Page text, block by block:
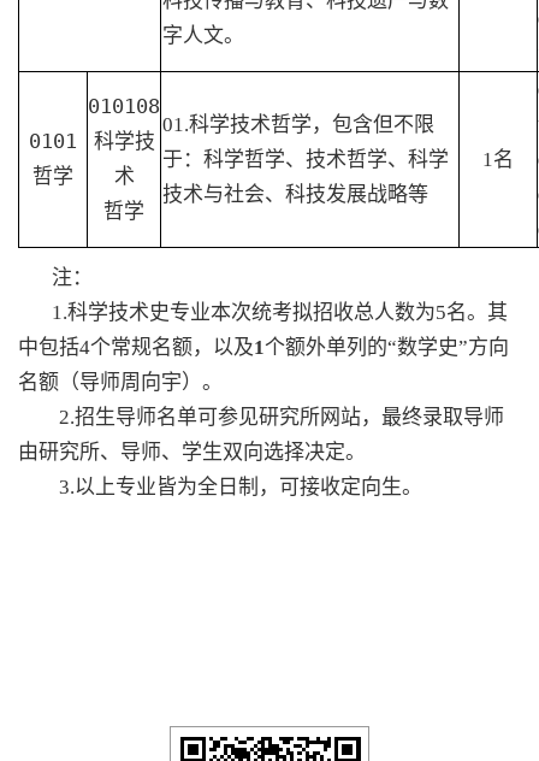
字人文。
0101
哲学
010108
科学技
术
哲学
01.科学技术哲学，包含但不限
于：科学哲学、技术哲学、科学
技术与社会、科技发展战略等
1名
注：
1.科学技术史专业本次统考拟招收总人数为5名。其
中包括4个常规名额，以及1个额外单列的“数学史”方向
名额（导师周向宇）。
2.招生导师名单可参见研究所网站，最终录取导师
由研究所、导师、学生双向选择决定。
3.以上专业皆为全日制，可接收定向生。